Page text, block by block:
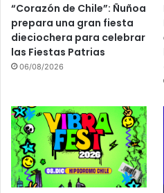
“Corazón de Chile”: Ñuñoa
prepara una gran fiesta
dieciochera para celebrar
las Fiestas Patrias
06/08/2026